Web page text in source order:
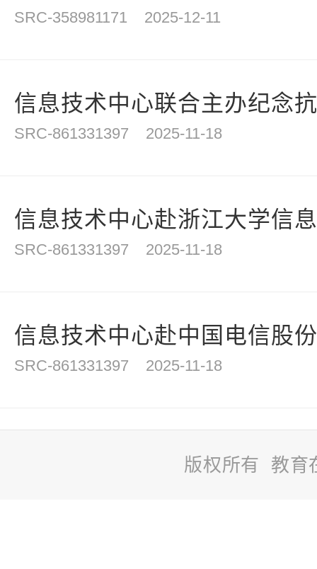
SRC-358981171 2025-12-11
信息技术中心联合主办纪念
SRC-861331397 2025-11-18
信息技术中心赴浙江大学信
SRC-861331397 2025-11-18
信息技术中心赴中国电信股
SRC-861331397 2025-11-18
版权所有 教育